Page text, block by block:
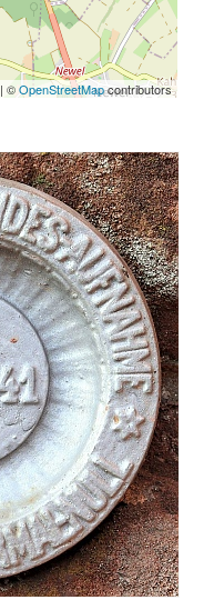
| ©OpenStreetMapcontributors